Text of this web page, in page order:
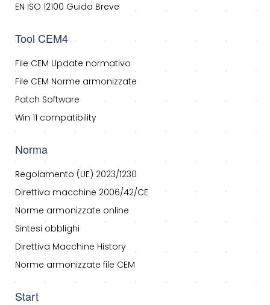
EN ISO 12100 Guida Breve
Tool CEM4
File CEM Update normativo
File CEM Norme armonizzate
Patch Software
Win 11 compatibility
Norma
Regolamento (UE) 2023/1230
Direttiva macchine 2006/42/CE
Norme armonizzate online
Sintesi obblighi
Direttiva Macchine History
Norme armonizzate file CEM
Start